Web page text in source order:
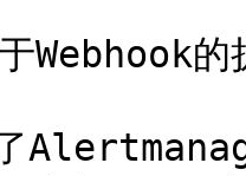
Webhook的